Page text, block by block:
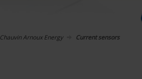
Chauvin Arnoux Energy Current sensors